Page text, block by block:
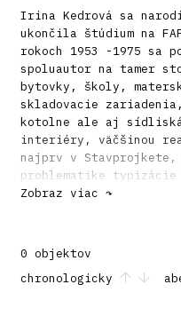
Irina Kedrová sa
ukončila štúdium na
rokoch 1953 -1975 sa
spoluautor na tamer
bytovky, školy,
skladovacie
kotolne ale aj
interiéry, väčšinou
najprv v Stavprojkete,
problematike
Táto problematika
Zobraz viac ↷
0 objektov
chronologicky